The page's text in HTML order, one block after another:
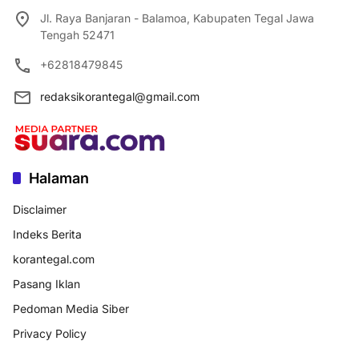
Jl. Raya Banjaran - Balamoa, Kabupaten Tegal Jawa
Tengah 52471
+62818479845
redaksikorantegal@gmail.com
Halaman
Disclaimer
Indeks Berita
korantegal.com
Pasang Iklan
Pedoman Media Siber
Privacy Policy